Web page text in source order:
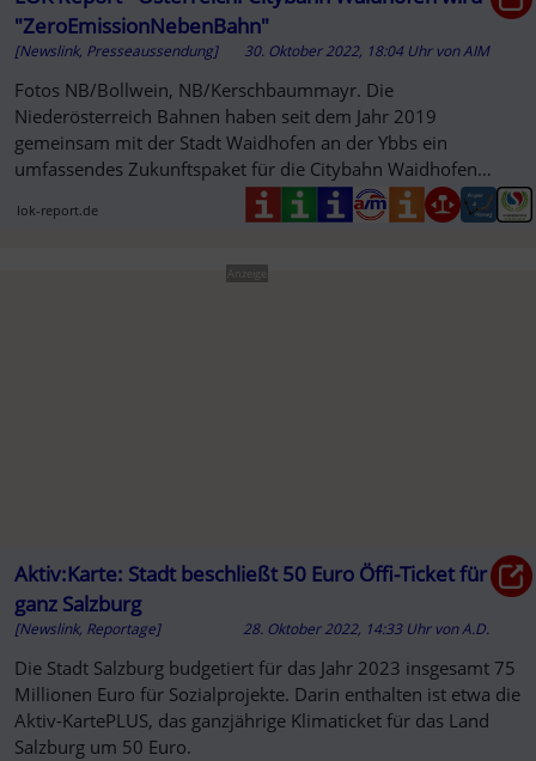
"ZeroEmissionNebenBahn"
[Newslink, Presseaussendung] 30. Oktober 2022, 18:04 Uhr vonAIM
Fotos NB/Bollwein, NB/Kerschbaummayr. Die
Niederösterreich Bahnen haben seit dem Jahr 2019
gemeinsam mit der Stadt Waidhofen an der Ybbs ein
umfassendes Zukunftspaket für die Citybahn Waidhofen
umgesetzt. „2021 haben wir mit dem Start...
lok-report.de
Anzeige
Aktiv:Karte: Stadt beschließt 50 Euro Öffi-Ticket für
ganz Salzburg
[Newslink, Reportage] 28. Oktober 2022, 14:33 Uhr vonA.D.
Die Stadt Salzburg budgetiert für das Jahr 2023 insgesamt 75
Millionen Euro für Sozialprojekte. Darin enthalten ist etwa die
Aktiv-KartePLUS, das ganzjährige Klimaticket für das Land
Salzburg um 50 Euro.